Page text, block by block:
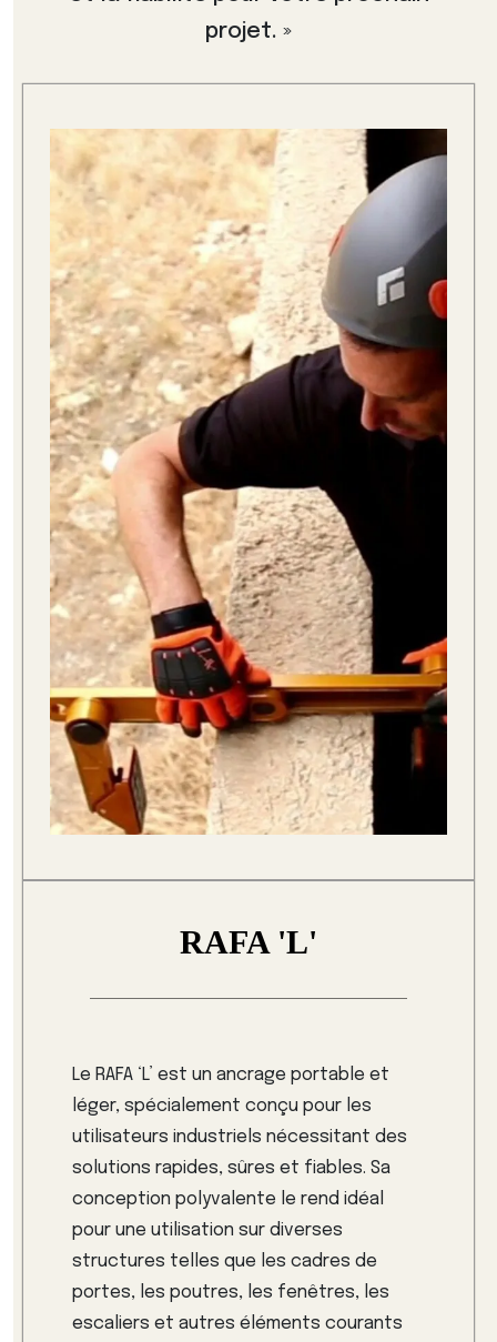
projet. »
RAFA 'L'
Le RAFA ‘L’ est un ancrage portable et
léger, spécialement conçu pour les
utilisateurs industriels nécessitant des
solutions rapides, sûres et fiables. Sa
conception polyvalente le rend idéal
pour une utilisation sur diverses
structures telles que les cadres de
portes, les poutres, les fenêtres, les
escaliers et autres éléments courants